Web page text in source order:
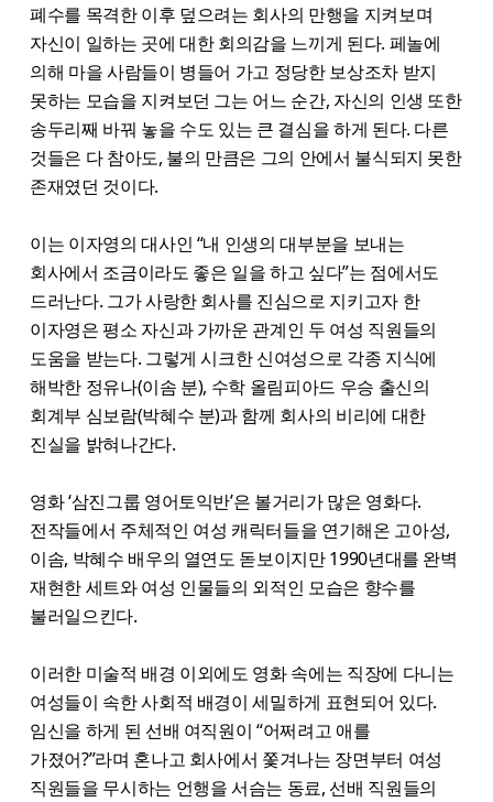
폐수를 목격한 이후 덮으려는 회사의 만행을 지켜보며
자신이 일하는 곳에 대한 회의감을 느끼게 된다. 페놀에
의해 마을 사람들이 병들어 가고 정당한 보상조차 받지
못하는 모습을 지켜보던 그는 어느 순간, 자신의 인생 또한
송두리째 바꿔 놓을 수도 있는 큰 결심을 하게 된다. 다른
것들은 다 참아도, 불의 만큼은 그의 안에서 불식되지 못한
존재였던 것이다.
이는 이자영의 대사인 “내 인생의 대부분을 보내는
회사에서 조금이라도 좋은 일을 하고 싶다”는 점에서도
드러난다. 그가 사랑한 회사를 진심으로 지키고자 한
이자영은 평소 자신과 가까운 관계인 두 여성 직원들의
도움을 받는다. 그렇게 시크한 신여성으로 각종 지식에
해박한 정유나(이솜 분), 수학 올림피아드 우승 출신의
회계부 심보람(박혜수 분)과 함께 회사의 비리에 대한
진실을 밝혀나간다.
영화 ‘삼진그룹 영어토익반’은 볼거리가 많은 영화다.
전작들에서 주체적인 여성 캐릭터들을 연기해온 고아성,
이솜, 박혜수 배우의 열연도 돋보이지만 1990년대를 완벽
재현한 세트와 여성 인물들의 외적인 모습은 향수를
불러일으킨다.
이러한 미술적 배경 이외에도 영화 속에는 직장에 다니는
여성들이 속한 사회적 배경이 세밀하게 표현되어 있다.
임신을 하게 된 선배 여직원이 “어쩌려고 애를
가졌어?”라며 혼나고 회사에서 쫓겨나는 장면부터 여성
직원들을 무시하는 언행을 서슴는 동료, 선배 직원들의